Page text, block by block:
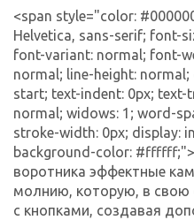
<span style="color:
Helvetica, sans-serif; font-
font-variant: normal; font-
normal; line-height:
start; text-indent: 0px; text-
normal; widows: 1; word-
stroke-width: 0px; display:
background-color:
воротника эффектные
молнию, которую, в свою
с кнопками, создавая